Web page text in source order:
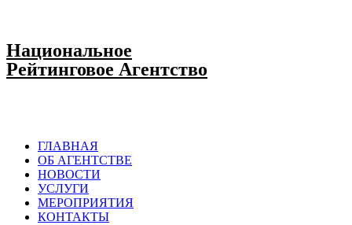
Национальное
Рейтинговое Агентство
ГЛАВНАЯ
ОБ АГЕНТСТВЕ
НОВОСТИ
УСЛУГИ
МЕРОПРИЯТИЯ
КОНТАКТЫ